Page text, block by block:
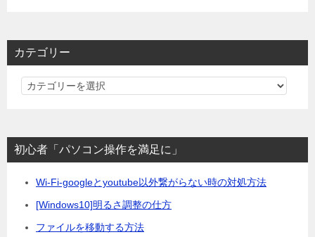
カテゴリー
カ
リ
ー
初心者「パソコン操作を満足に」
Wi-Fi-googleとyoutube以外繋がらない時の対処方法
[Windows10]明るさ調整の仕方
ファイルを移動する方法